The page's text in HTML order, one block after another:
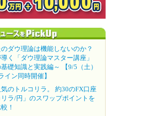
ダウ理論は機能しないのか？
く「ダウ理論マスター講座」
礎知識と実践編～ 【9/5（土）
イン同時開催】
のトルコリラ。 約30のFX口座
ラ/円」のスワップポイントを
！